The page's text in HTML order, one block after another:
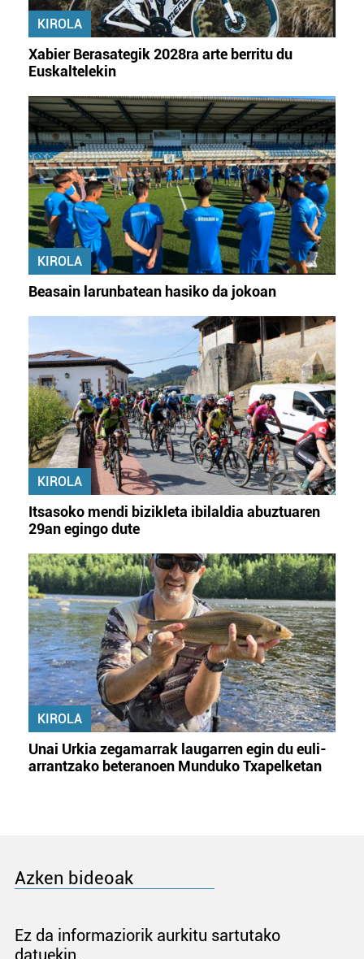
KIROLA
Xabier Berasategik 2028ra arte berritu du
Euskaltelekin
KIROLA
Beasain larunbatean hasiko da jokoan
KIROLA
Itsasoko mendi bizikleta ibilaldia abuztuaren
29an egingo dute
KIROLA
Unai Urkia zegamarrak laugarren egin du euli-
arrantzako beteranoen Munduko Txapelketan
Azken bideoak
Ez da informaziorik aurkitu sartutako
datuekin.